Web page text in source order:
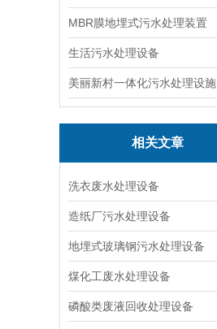
MBR膜地埋式污水处理装置
生活污水处理设备
美丽新村一体化污水处理设施
相关文章
洗衣废水处理设备
造纸厂污水处理设备
地埋式玻璃钢污水处理设备
煤化工废水处理设备
磷酸类废液回收处理设备